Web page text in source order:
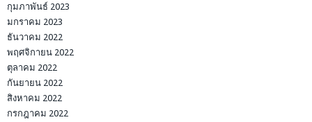
กุมภาพันธ์ 2023
มกราคม 2023
ธันวาคม 2022
พฤศจิกายน 2022
ตุลาคม 2022
กันยายน 2022
สิงหาคม 2022
กรกฎาคม 2022